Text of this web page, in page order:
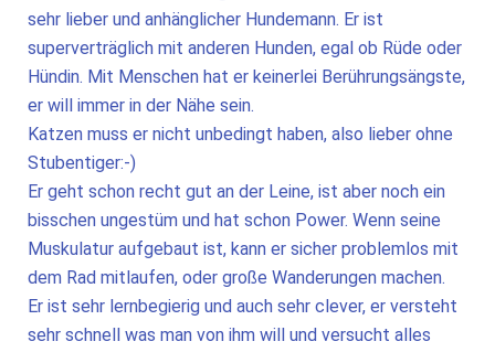
sehr lieber und anhänglicher Hundemann. Er ist
superverträglich mit anderen Hunden, egal ob Rüde oder
Hündin. Mit Menschen hat er keinerlei Berührungsängste,
er will immer in der Nähe sein.
Katzen muss er nicht unbedingt haben, also lieber ohne
Stubentiger:-)
Er geht schon recht gut an der Leine, ist aber noch ein
bisschen ungestüm und hat schon Power. Wenn seine
Muskulatur aufgebaut ist, kann er sicher problemlos mit
dem Rad mitlaufen, oder große Wanderungen machen.
Er ist sehr lernbegierig und auch sehr clever, er versteht
sehr schnell was man von ihm will und versucht alles